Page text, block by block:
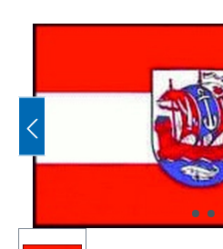
Bildergalerie überspringen